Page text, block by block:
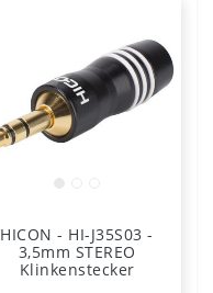
HICON - HI-J35S03 -
3,5mm STEREO
Klinkenstecker